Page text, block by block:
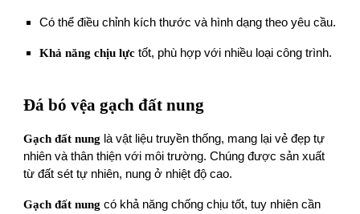
Có thể điều chỉnh kích thước và hình dạng theo yêu cầu.
Khả năng chịu lực tốt, phù hợp với nhiều loại công trình.
Đá bó vệa gạch đất nung
Gạch đất nung là vật liệu truyền thống, mang lại vẻ đẹp tự
nhiên và thân thiện với môi trường. Chúng được sản xuất
từ đất sét tự nhiên, nung ở nhiệt độ cao.
Gạch đất nung có khả năng chống chịu tốt, tuy nhiên cần